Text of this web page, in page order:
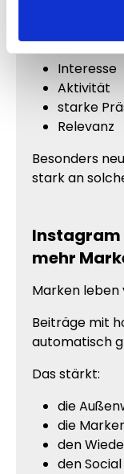
Hohe
Interesse
Aktivität
starke
Relevanz
Besonders
stark an
Instagram
mehr
Marken leben
Beiträge mit
automatisch
Das stärkt:
die
die
den
den